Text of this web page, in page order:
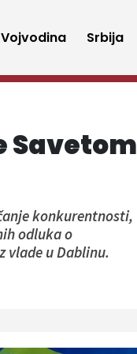
Vojvodina Srbija
Savetom
konkurentnosti,
odluka o
vlade u Dablinu.